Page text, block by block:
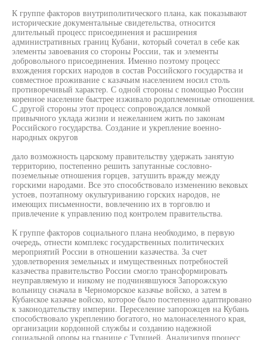
К группе факторов внутриполитического плана, как показывают
исторические документальные свидетельства, относится
длительный процесс присоединения и расширения
административных границ Кубани, который сочетал в себе как
элементы завоевания со стороны России, так и элементы
добровольного присоединения. Именно поэтому процесс
вхождения горских народов в состав Российского государства и
совместное проживание с казачьим населением носил столь
противоречивый характер. С одной стороны с помощью России
коренное население быстрее изживало родоплеменные отношения.
С другой стороны этот процесс сопровождался ломкой
привычного уклада жизни и нежеланием жить по законам
Российского государства. Создание и укрепление военно-
народных округов
дало возможность царскому правительству удержать занятую
территорию, постепенно решить запутанные сословно-
поземельные отношения горцев, затушить вражду между
горскими народами. Все это способствовало изменению вековых
устоев, поэтапному окультуриванию горских народов, не
имеющих письменности, вовлечению их в торговлю и
привлечение к управлению под контролем правительства.
К группе факторов социального плана необходимо, в первую
очередь, отнести комплекс государственных политических
мероприятий России в отношении казачества. За счет
удовлетворения земельных и имущественных потребностей
казачества правительство России смогло трансформировать
неуправляемую и никому не подчинявшуюся Запорожскую
вольницу сначала в Черноморское казачье войско, а затем в
Кубанское казачье войско, которое было постепенно адаптировано
к законодательству империи. Переселение запорожцев на Кубань
способствовало укреплению богатого, но малонаселенного края,
организации кордонной службы и созданию надежной
социальной опоры на границе с Турцией. Анализируя процесс